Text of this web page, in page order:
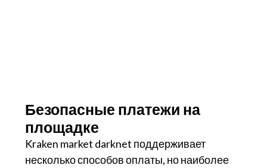
Безопасные платежи на
площадке
Kraken market darknet поддерживает
несколько способов оплаты, но наиболее